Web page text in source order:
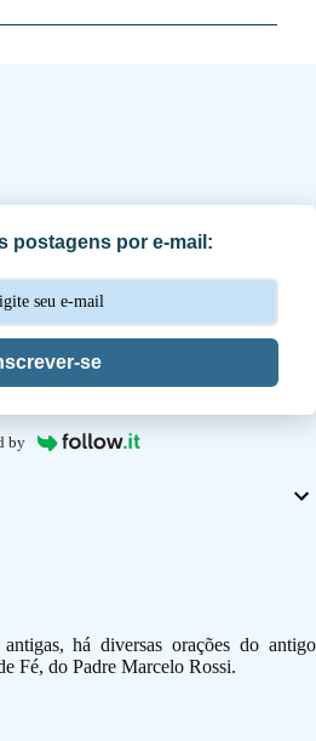
postagens por e-mail:
se
by
há diversas orações do antigo
Fé, do Padre Marcelo Rossi.